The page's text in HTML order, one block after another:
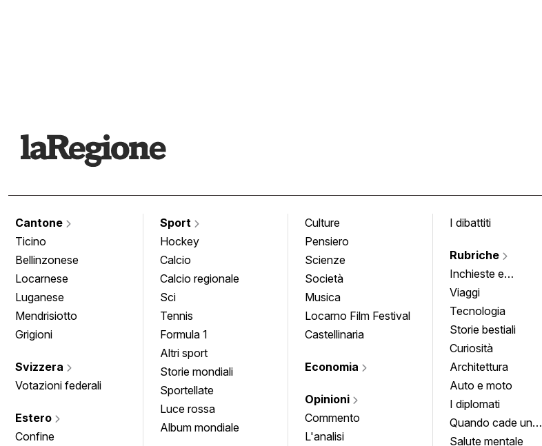
Cantone
Ticino
Bellinzonese
Locarnese
Luganese
Mendrisiotto
Grigioni
Svizzera
Votazioni federali
Estero
Confine
Sport
Hockey
Calcio
Calcio regionale
Sci
Tennis
Formula 1
Altri sport
Storie mondiali
Sportellate
Luce rossa
Album mondiale
Culture
Pensiero
Scienze
Società
Musica
Locarno Film Festival
Castellinaria
Economia
Opinioni
Commento
L'analisi
I dibattiti
Rubriche
Inchieste e
approfondimenti
Viaggi
Tecnologia
Storie bestiali
Curiosità
Architettura
Auto e moto
I diplomati
Quando cade un
quadro
Salute mentale